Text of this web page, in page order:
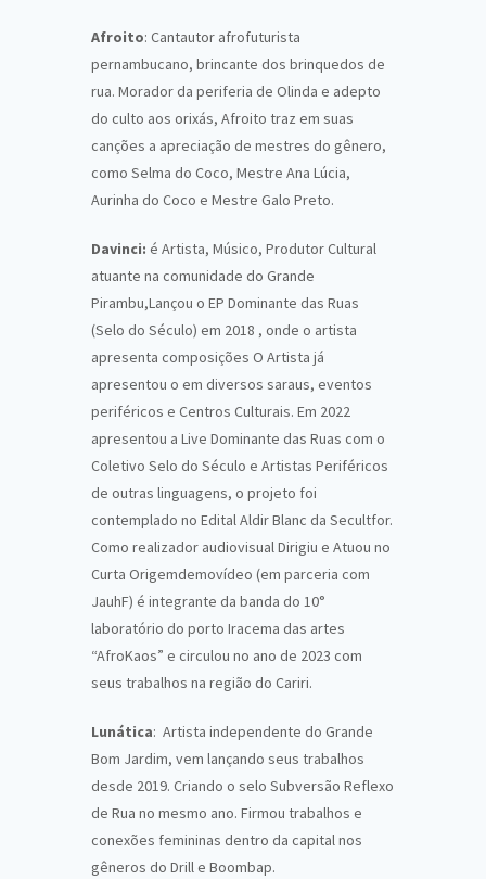
Afroito: Cantautor afrofuturista
pernambucano, brincante dos brinquedos de
rua. Morador da periferia de Olinda e adepto
do culto aos orixás, Afroito traz em suas
canções a apreciação de mestres do gênero,
como Selma do Coco, Mestre Ana Lúcia,
Aurinha do Coco e Mestre Galo Preto.
Davinci: é Artista, Músico, Produtor Cultural
atuante na comunidade do Grande
Pirambu,Lançou o EP Dominante das Ruas
(Selo do Século) em 2018 , onde o artista
apresenta composições O Artista já
apresentou o em diversos saraus, eventos
periféricos e Centros Culturais. Em 2022
apresentou a Live Dominante das Ruas com o
Coletivo Selo do Século e Artistas Periféricos
de outras linguagens, o projeto foi
contemplado no Edital Aldir Blanc da Secultfor.
Como realizador audiovisual Dirigiu e Atuou no
Curta Origemdemovídeo (em parceria com
JauhF) é integrante da banda do 10°
laboratório do porto Iracema das artes
“AfroKaos” e circulou no ano de 2023 com
seus trabalhos na região do Cariri.
Lunática: Artista independente do Grande
Bom Jardim, vem lançando seus trabalhos
desde 2019. Criando o selo Subversão Reflexo
de Rua no mesmo ano. Firmou trabalhos e
conexões femininas dentro da capital nos
gêneros do Drill e Boombap.